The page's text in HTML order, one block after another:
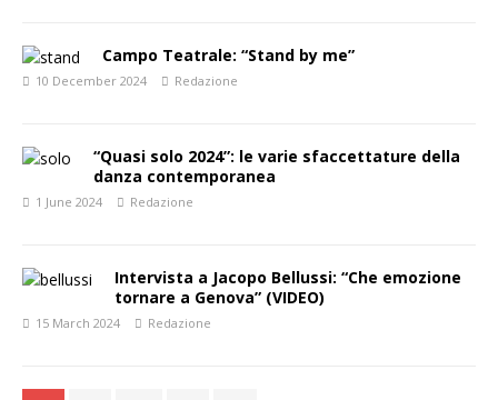
Campo Teatrale: “Stand by me”
10 December 2024 Redazione
“Quasi solo 2024”: le varie sfaccettature della
danza contemporanea
1 June 2024 Redazione
Intervista a Jacopo Bellussi: “Che emozione
tornare a Genova” (VIDEO)
15 March 2024 Redazione